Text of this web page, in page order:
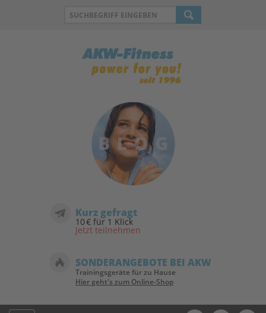
Kurz gefragt
10 € für 1 Klick
Jetzt teilnehmen
SONDERANGEBOTE BEI AKW
Trainingsgeräte für zu Hause
Hier geht's zum Online-Shop